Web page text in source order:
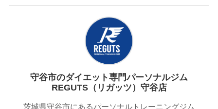
守谷市のダイエット専門パーソナルジム
REGUTS（リガッツ）守谷店
茨城県守谷市にあるパーソナルトレーニングジム